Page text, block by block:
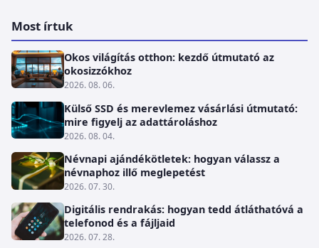
Most írtuk
Okos világítás otthon: kezdő útmutató az
okosizzókhoz
2026. 08. 06.
Külső SSD és merevlemez vásárlási útmutató:
mire figyelj az adattároláshoz
2026. 08. 04.
Névnapi ajándékötletek: hogyan válassz a
névnaphoz illő meglepetést
2026. 07. 30.
Digitális rendrakás: hogyan tedd átláthatóvá a
telefonod és a fájljaid
2026. 07. 28.